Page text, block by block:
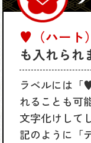
♥（ハート
も入れられ
ラベルには
れることも可
文字化けして
記のように「